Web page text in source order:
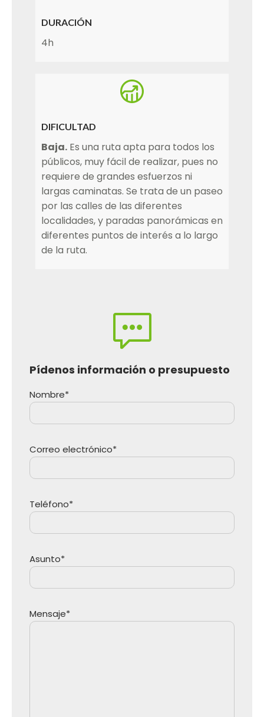
DURACIÓN
4h
DIFICULTAD
Baja. Es una ruta apta para todos los
públicos, muy fácil de realizar, pues no
requiere de grandes esfuerzos ni
largas caminatas. Se trata de un paseo
por las calles de las diferentes
localidades, y paradas panorámicas en
diferentes puntos de interés a lo largo
de la ruta.
Pídenos información o presupuesto
Nombre*
Correo electrónico*
Teléfono*
Asunto*
Mensaje*